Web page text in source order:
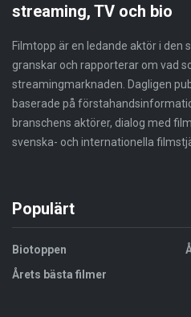
streaming, TV och bio
Filmtopp är en ledande aktör i den
granskar och rapporterar om vad
streamingmarknaden. Dagligen
baserade på
branschens aktörer, dialog med
svenska- och internationella
Populärt
Biotoppen
Årets bästa filmer